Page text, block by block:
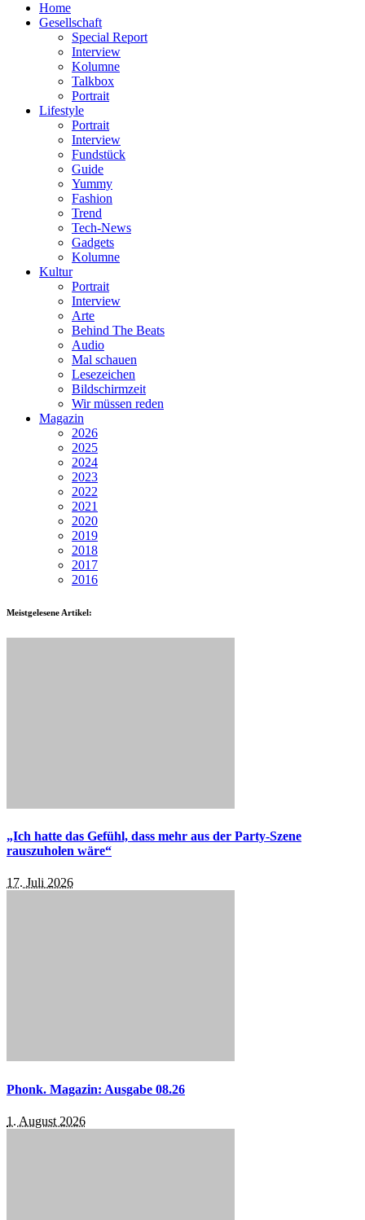
Home
Gesellschaft
Special Report
Interview
Kolumne
Talkbox
Portrait
Lifestyle
Portrait
Interview
Fundstück
Guide
Yummy
Fashion
Trend
Tech-News
Gadgets
Kolumne
Kultur
Portrait
Interview
Arte
Behind The Beats
Audio
Mal schauen
Lesezeichen
Bildschirmzeit
Wir müssen reden
Magazin
2026
2025
2024
2023
2022
2021
2020
2019
2018
2017
2016
Meistgelesene Artikel:
„Ich hatte das Gefühl, dass mehr aus der Party-Szene
rauszuholen wäre“
17. Juli 2026
Phonk. Magazin: Ausgabe 08.26
1. August 2026